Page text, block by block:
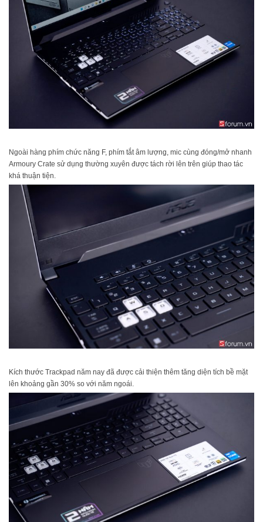
Ngoài hàng phím chức năng F, phím tắt âm lượng, mic cùng đóng/mở nhanh
Armoury Crate sử dụng thường xuyên được tách rời lên trên giúp thao tác
khá thuận tiện.
Kích thước Trackpad năm nay đã được cải thiện thêm tăng diện tích bề mặt
lên khoảng gần 30% so với năm ngoái.